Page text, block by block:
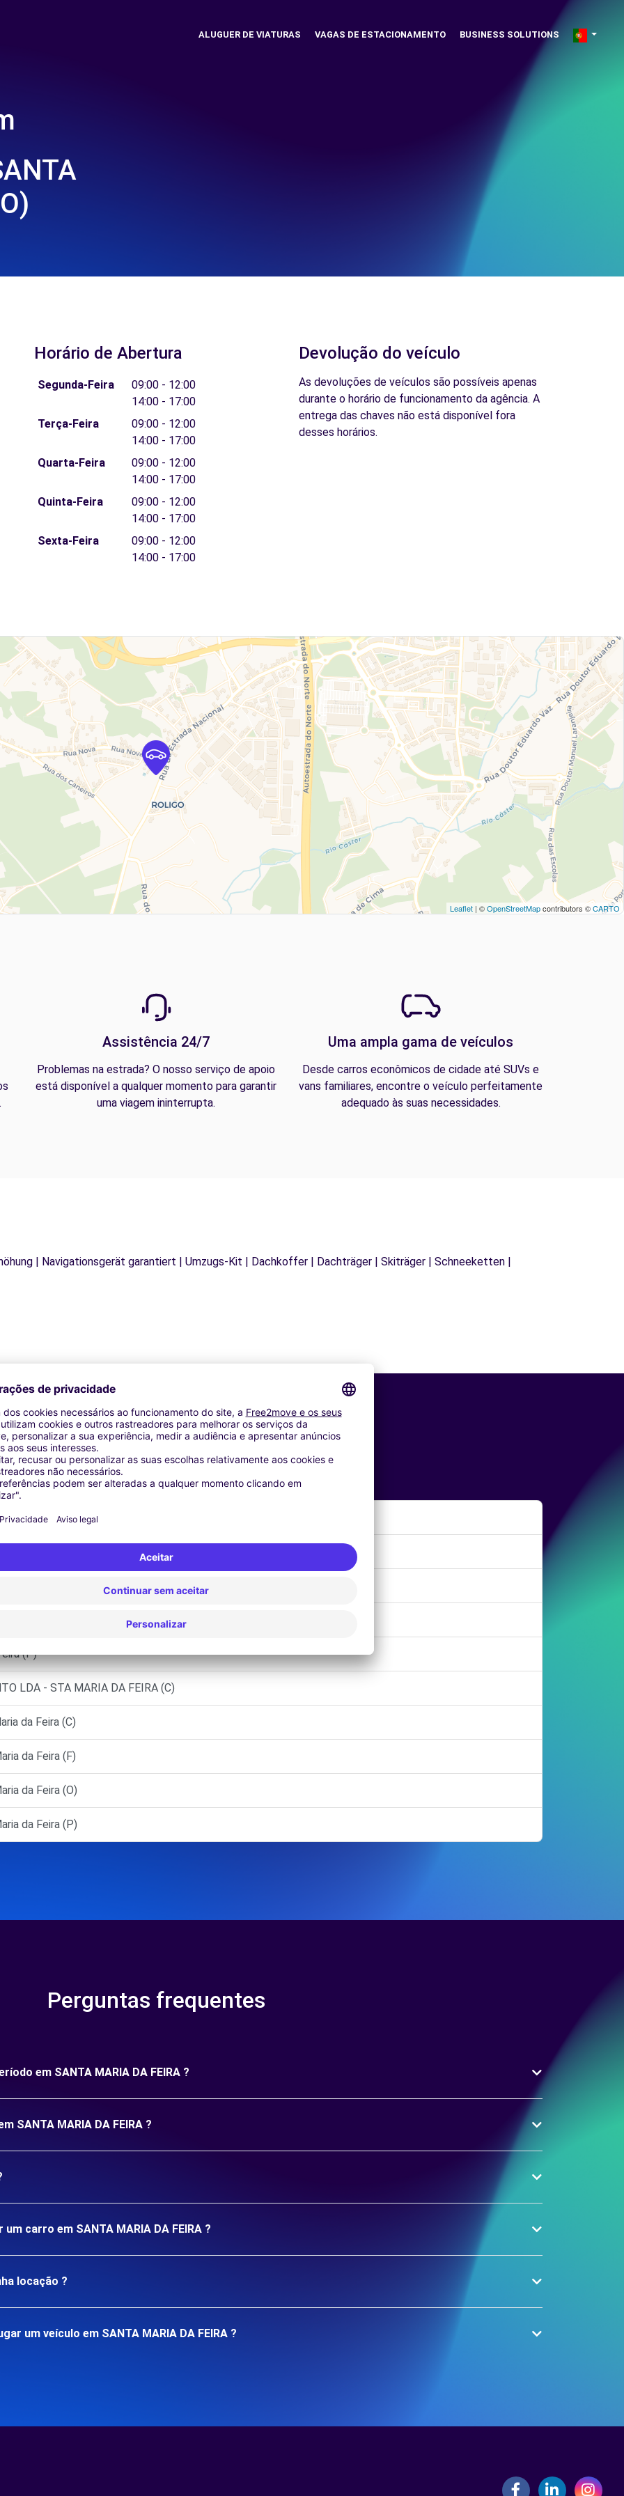
ALUGUER DE VIATURAS VAGAS DE ESTACIONAMENTO BUSINESS SOLUTIONS
Horário de Abertura
Segunda-Feira
09:00 - 12:00
14:00 - 17:00
Terça-Feira
09:00 - 12:00
14:00 - 17:00
Quarta-Feira
09:00 - 12:00
14:00 - 17:00
Quinta-Feira
09:00 - 12:00
14:00 - 17:00
Sexta-Feira
09:00 - 12:00
14:00 - 17:00
Devolução do veículo
As devoluções de veículos são possíveis apenas
durante o horário de funcionamento da agência. A
entrega das chaves não está disponível fora
desses horários.
Leaflet | ©OpenStreetMapcontributors ©CARTO
Assistência 24/7
Problemas na estrada? O nosso serviço de apoio
está disponível a qualquer momento para garantir
uma viagem ininterrupta.
Uma ampla gama de veículos
Desde carros econômicos de cidade até SUVs e
vans familiares, encontre o veículo perfeitamente
adequado às suas necessidades.
| Navigationsgerät garantiert | Umzugs-Kit | Dachkoffer | Dachträger | Skiträger | Schneeketten |
Agências similares
de Azeméis (P)
(P)
LDA - STA MARIA DA FEIRA (C)
da Feira (C)
da Feira (F)
da Feira (O)
da Feira (P)
Perguntas frequentes
em SANTA MARIA DA FEIRA ?
SANTA MARIA DA FEIRA ?
carro em SANTA MARIA DA FEIRA ?
locação ?
um veículo em SANTA MARIA DA FEIRA ?